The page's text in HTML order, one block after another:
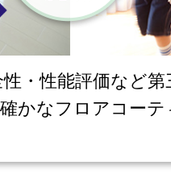
・性能評価など
かなフロアコー